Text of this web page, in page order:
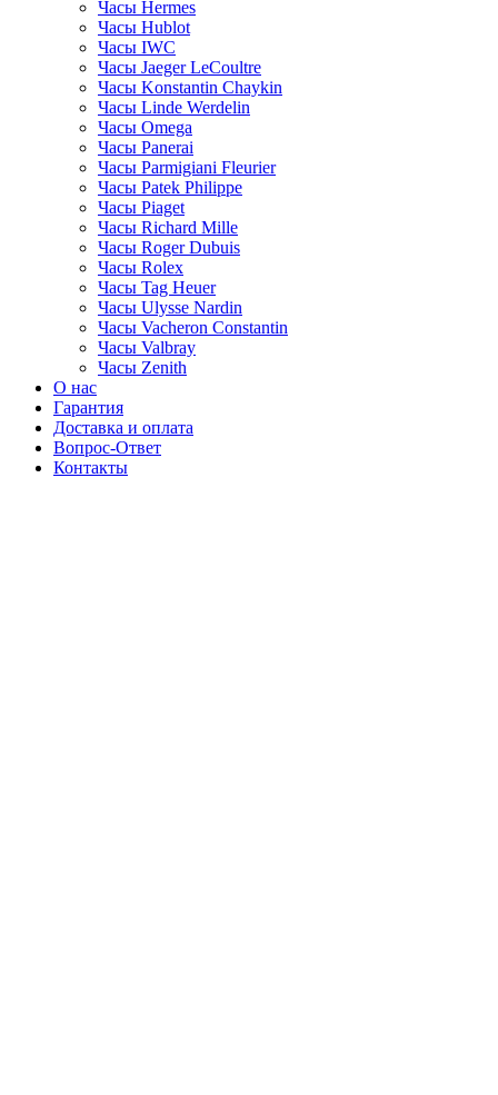
Часы Hermes
Часы Hublot
Часы IWC
Часы Jaeger LeCoultre
Часы Konstantin Chaykin
Часы Linde Werdelin
Часы Omega
Часы Panerai
Часы Parmigiani Fleurier
Часы Patek Philippe
Часы Piaget
Часы Richard Mille
Часы Roger Dubuis
Часы Rolex
Часы Tag Heuer
Часы Ulysse Nardin
Часы Vacheron Constantin
Часы Valbray
Часы Zenith
О нас
Гарантия
Доставка и оплата
Вопрос-Ответ
Контакты